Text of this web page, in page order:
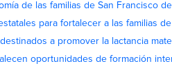
de las familias de San Francisco
para fortalecer a las familias
a promover la lactancia
oportunidades de formación